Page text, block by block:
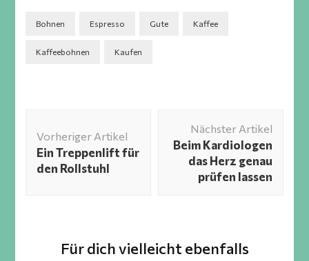
Champagner
Bohnen Espresso Gute Kaffee
Kaffeebohnen Kaufen
Vorheriger Artikel
Ein Treppenlift für
den Rollstuhl
Nächster Artikel
Beim Kardiologen
das Herz genau
prüfen lassen
Für dich vielleicht ebenfalls